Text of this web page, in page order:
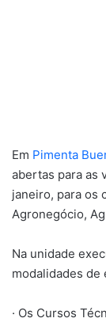
Em Pimenta
abertas para as
janeiro, para os
Agronegócio,
Na unidade
modalidades de
· Os Cursos